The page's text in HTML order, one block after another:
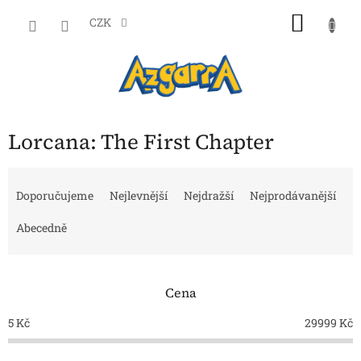
CZK
Lorcana: The First Chapter
o
d
Doporučujeme Nejlevnější Nejdražší Nejprodávanější
Abecedně
Cena
5Kč 29999 Kč